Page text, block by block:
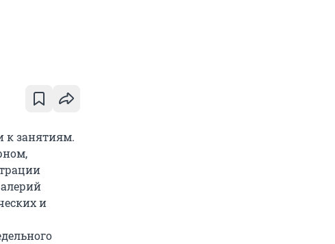
к занятиям.
и